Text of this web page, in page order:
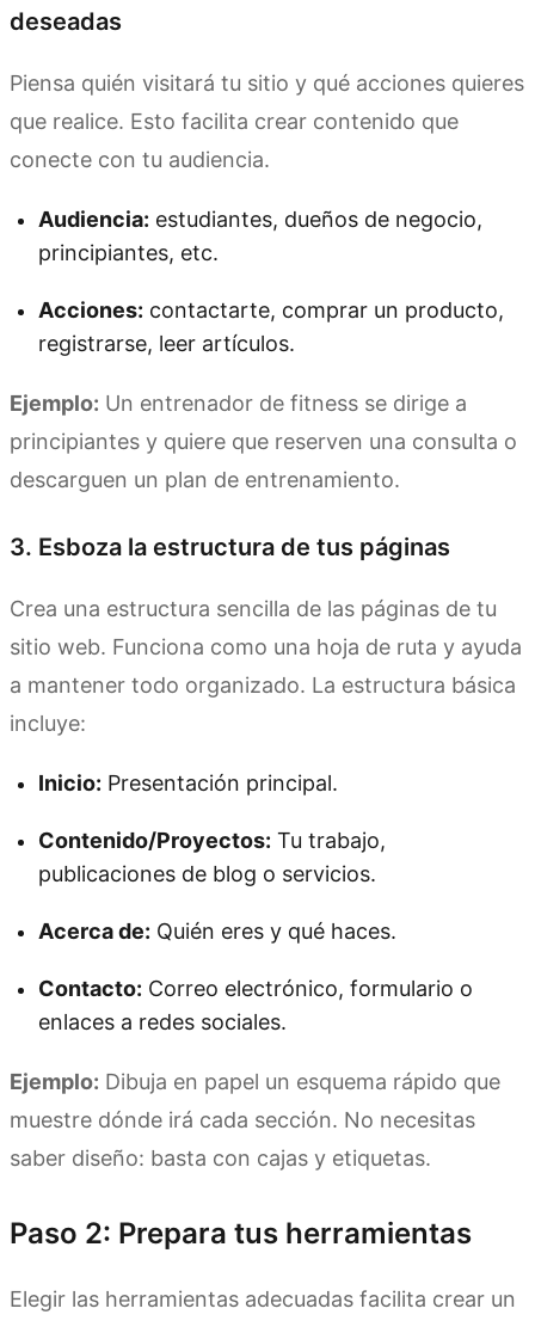
deseadas
Piensa quién visitará tu sitio y qué acciones quieres
que realice. Esto facilita crear contenido que
conecte con tu audiencia.
Audiencia: estudiantes, dueños de negocio,
principiantes, etc.
Acciones: contactarte, comprar un producto,
registrarse, leer artículos.
Ejemplo: Un entrenador de fitness se dirige a
principiantes y quiere que reserven una consulta o
descarguen un plan de entrenamiento.
3. Esboza la estructura de tus páginas
Crea una estructura sencilla de las páginas de tu
sitio web. Funciona como una hoja de ruta y ayuda
a mantener todo organizado. La estructura básica
incluye:
Inicio: Presentación principal.
Contenido/Proyectos: Tu trabajo,
publicaciones de blog o servicios.
Acerca de: Quién eres y qué haces.
Contacto: Correo electrónico, formulario o
enlaces a redes sociales.
Ejemplo: Dibuja en papel un esquema rápido que
muestre dónde irá cada sección. No necesitas
saber diseño: basta con cajas y etiquetas.
Paso 2: Prepara tus herramientas
Elegir las herramientas adecuadas facilita crear un